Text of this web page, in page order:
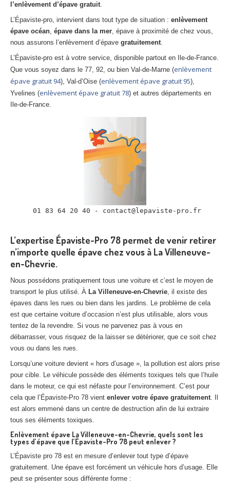
l’enlèvement d’épave gratuit.
L’Épaviste-pro, intervient dans tout type de situation : enlèvement
épave océan, épave dans la mer, épave à proximité de chez vous,
nous assurons l’enlèvement d’épave gratuitement.
L’Épaviste-pro est à votre service, disponible partout en Ile-de-France.
Que vous soyez dans le 77, 92, ou bien Val-de-Marne (enlèvement
épave gratuit 94), Val-d’Oise (enlèvement épave gratuit 95),
Yvelines (enlèvement épave gratuit 78) et autres départements en
Ile-de-France.
01 83 64 20 40 - contact@lepaviste-pro.fr
L’expertise Épaviste-Pro 78 permet de venir retirer
n’importe quelle épave chez vous à La Villeneuve-
en-Chevrie.
Nous possédons pratiquement tous une voiture et c’est le moyen de
transport le plus utilisé. À La Villeneuve-en-Chevrie, il existe des
épaves dans les rues ou bien dans les jardins. Le problème de cela
est que certaine voiture d’occasion n’est plus utilisable, alors vous
tentez de la revendre. Si vous ne parvenez pas à vous en
débarrasser, vous risquez de la laisser se détériorer, que ce soit chez
vous ou dans les rues.
Lorsqu’une voiture devient « hors d’usage », la pollution est alors prise
pour cible. Le véhicule possède des éléments toxiques tels que l’huile
dans le moteur, ce qui est néfaste pour l’environnement. C’est pour
cela que l’Épaviste-Pro 78 vient enlever votre épave gratuitement. Il
est alors emmené dans un centre de destruction afin de lui extraire
tous ses éléments toxiques.
Enlèvement épave La Villeneuve-en-Chevrie, quels sont les
types d’épave que l’Épaviste-Pro 78 peut enlever ?
L’Épaviste pro 78 est en mesure d’enlever tout type d’épave
gratuitement. Une épave est forcément un véhicule hors d’usage. Elle
peut se présenter sous différente forme :